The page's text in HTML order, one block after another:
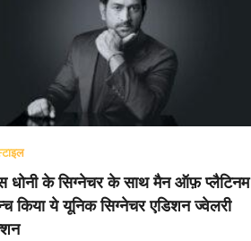
धोनी के सिग्नेचर के साथ मैन ऑफ़ प्लैटिनम
किया ये यूनिक सिग्नेचर एडिशन ज्वेलरी